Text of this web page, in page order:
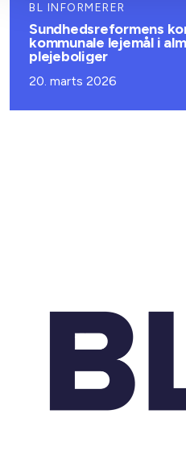
BL INFORMERER
Sundhedsreformens
kommunale lejemål i
plejeboliger
20. marts 2026